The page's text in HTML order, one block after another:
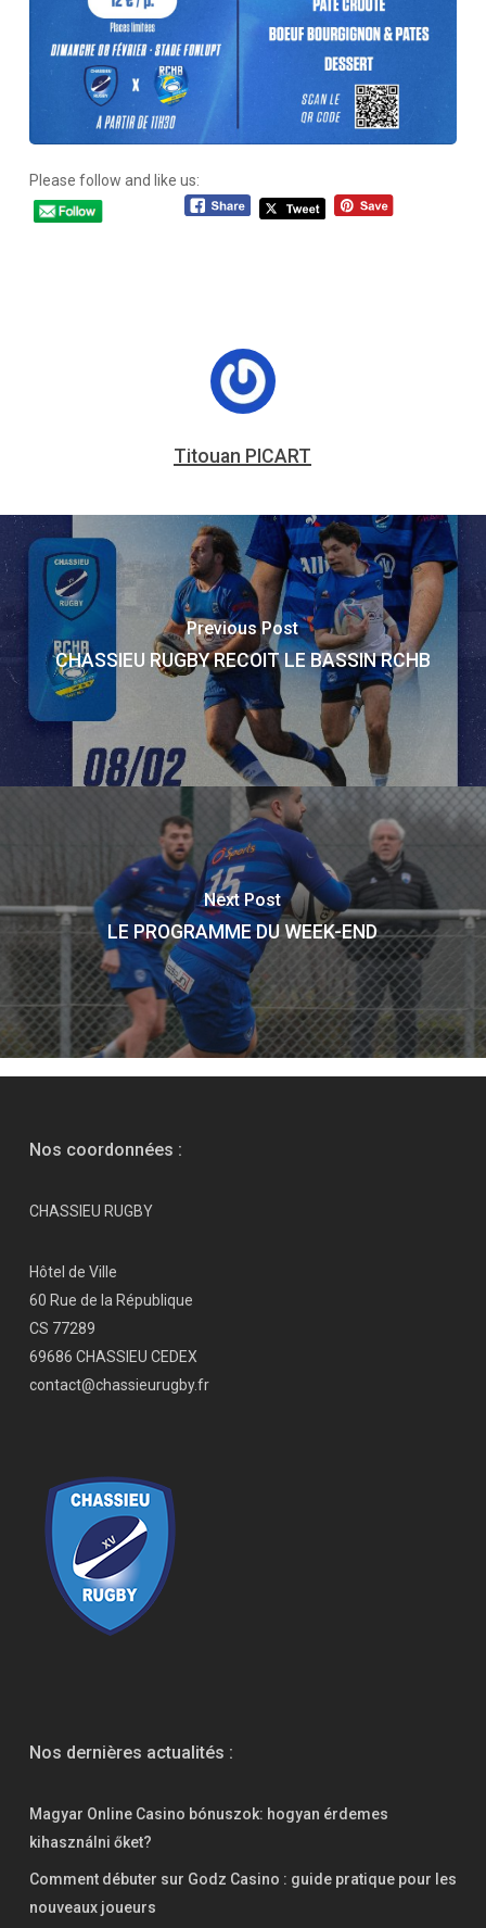
Please follow and like us:
Titouan PICART
Previous Post
CHASSIEU RUGBY RECOIT LE BASSIN RCHB
Next Post
LE PROGRAMME DU WEEK-END
Nos coordonnées :
CHASSIEU RUGBY
Hôtel de Ville
60 Rue de la République
CS 77289
69686 CHASSIEU CEDEX
contact@chassieurugby.fr
Nos dernières actualités :
Magyar Online Casino bónuszok: hogyan érdemes
kihasználni őket?
Comment débuter sur Godz Casino : guide pratique pour les
nouveaux joueurs